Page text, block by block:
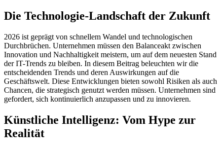
Die Technologie-Landschaft der Zukunft
2026 ist geprägt von schnellem Wandel und technologischen
Durchbrüchen. Unternehmen müssen den Balanceakt zwischen
Innovation und Nachhaltigkeit meistern, um auf dem neuesten Stand
der IT-Trends zu bleiben. In diesem Beitrag beleuchten wir die
entscheidenden Trends und deren Auswirkungen auf die
Geschäftswelt. Diese Entwicklungen bieten sowohl Risiken als auch
Chancen, die strategisch genutzt werden müssen. Unternehmen sind
gefordert, sich kontinuierlich anzupassen und zu innovieren.
Künstliche Intelligenz: Vom Hype zur
Realität